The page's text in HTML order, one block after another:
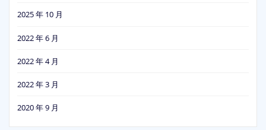
2025 年 10 月
2022 年 6 月
2022 年 4 月
2022 年 3 月
2020 年 9 月